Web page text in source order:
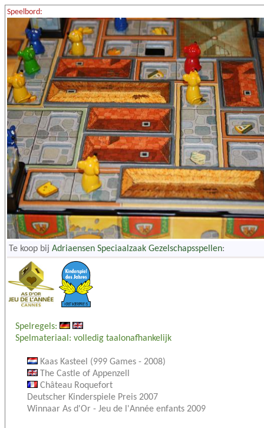
Speelbord:
Te koop bij Adriaensen Speciaalzaak Gezelschapsspellen:
Spelregels:
Spelmateriaal: volledig taalonafhankelijk
Kaas Kasteel (999 Games - 2008)
The Castle of Appenzell
Château Roquefort
Deutscher Kinderspiele Preis 2007
Winnaar As d'Or - Jeu de l'Année enfants 2009